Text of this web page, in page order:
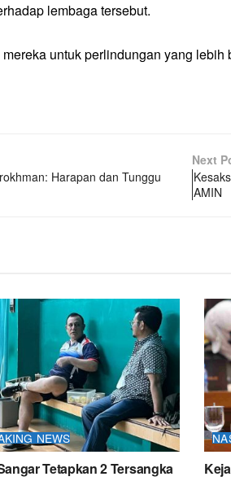
lembaga tersebut.
untuk perlindungan yang
Habiburokhman:
Next